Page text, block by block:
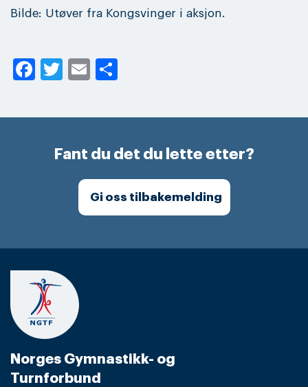
Bilde: Utøver fra Kongsvinger i aksjon.
Facebook
Twitter
Email
Fant du det du lette etter?
Gi oss tilbakemelding
Norges Gymnastikk- og
Turnforbund